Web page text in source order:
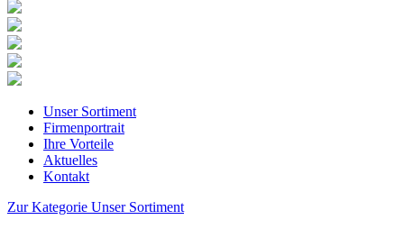
Unser Sortiment
Firmenportrait
Ihre Vorteile
Aktuelles
Kontakt
Zur Kategorie Unser Sortiment